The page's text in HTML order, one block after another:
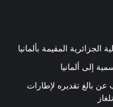
الجزائرية المقيمة بألمانيا
إلى ألمانيا
عن بالغ تقديره لإطارات